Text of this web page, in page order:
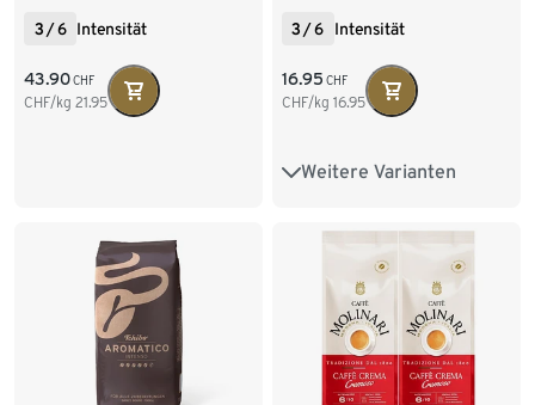
3 /6 Intensität
43.90CHF
CHF/kg 21.95
3 /6 Intensität
16.95 CHF
CHF/kg 16.95
Weitere Varianten
1 kg Ganze Bohne